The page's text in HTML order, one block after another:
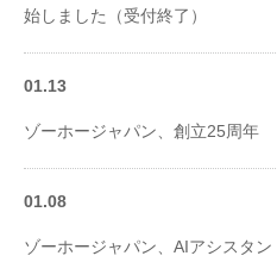
始しました（受付終了）
01.13
ゾーホージャパン、創立25周年
01.08
ゾーホージャパン、AIアシスタ